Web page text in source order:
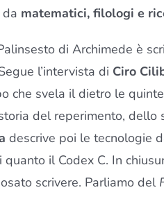
matematici, filologi e
di Archimede è
l’intervista di Ciro
che svela il dietro le
del reperimento,
descrive poi le tecnologie
il Codex C. In
scrivere. Parliamo del